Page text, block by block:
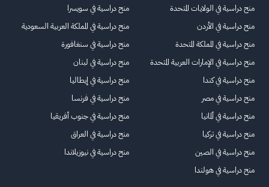
منح دراسية في الولايات المتحدة
منح دراسية في الأردن
منح دراسية في المملكة المتحدة
منح دراسية في الإمارات العربية المتحدة
منح دراسية في كندا
منح دراسية في مصر
منح دراسية في ألمانيا
منح دراسية في تركيا
منح دراسية في الصين
منح دراسية في هولندا
منح دراسية في سويسرا
منح دراسية في المملكة العربية السعودية
منح دراسية في سنغافورة
منح دراسية في لبنان
منح دراسية في إيطاليا
منح دراسية في فرنسا
منح دراسية في جنوب أفريقيا
منح دراسية في العراق
منح دراسية في نيوزيلاندا